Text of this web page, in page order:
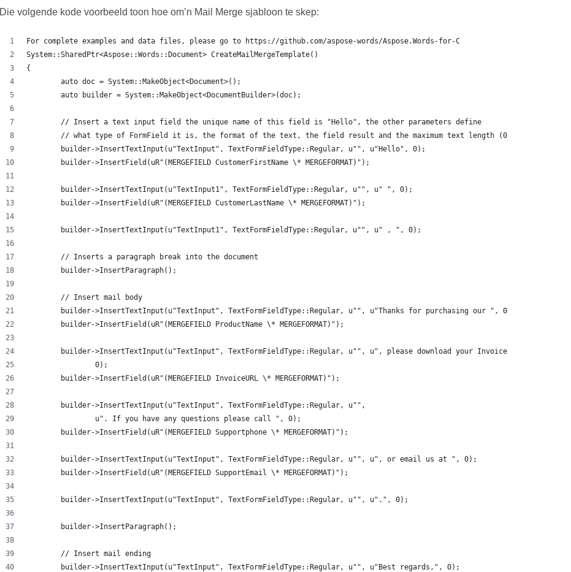
Die volgende kode voorbeeld toon hoe om’n Mail Merge sjabloon te skep:
For complete examples and data files, please go to https://github.com/aspose-words/Aspose.Words-for-C
System::SharedPtr<Aspose::Words::Document> CreateMailMergeTemplate()
{
	auto doc = System::MakeObject<Document>();
	auto builder = System::MakeObject<DocumentBuilder>(doc);
	// Insert a text input field the unique name of this field is "Hello", the other parameters define
	// what type of FormField it is, the format of the text, the field result and the maximum text length (0 = no limit)
	builder->InsertTextInput(u"TextInput", TextFormFieldType::Regular, u"", u"Hello", 0);
	builder->InsertField(uR"(MERGEFIELD CustomerFirstName \* MERGEFORMAT)");
	builder->InsertTextInput(u"TextInput1", TextFormFieldType::Regular, u"", u" ", 0);
	builder->InsertField(uR"(MERGEFIELD CustomerLastName \* MERGEFORMAT)");
	builder->InsertTextInput(u"TextInput1", TextFormFieldType::Regular, u"", u" , ", 0);
	// Inserts a paragraph break into the document
	builder->InsertParagraph();
	// Insert mail body
	builder->InsertTextInput(u"TextInput", TextFormFieldType::Regular, u"", u"Thanks for purchasing our ", 0);
	builder->InsertField(uR"(MERGEFIELD ProductName \* MERGEFORMAT)");
	builder->InsertTextInput(u"TextInput", TextFormFieldType::Regular, u"", u", please download your Invoice at ",
		0);
	builder->InsertField(uR"(MERGEFIELD InvoiceURL \* MERGEFORMAT)");
	builder->InsertTextInput(u"TextInput", TextFormFieldType::Regular, u"",
		u". If you have any questions please call ", 0);
	builder->InsertField(uR"(MERGEFIELD Supportphone \* MERGEFORMAT)");
	builder->InsertTextInput(u"TextInput", TextFormFieldType::Regular, u"", u", or email us at ", 0);
	builder->InsertField(uR"(MERGEFIELD SupportEmail \* MERGEFORMAT)");
	builder->InsertTextInput(u"TextInput", TextFormFieldType::Regular, u"", u".", 0);
	builder->InsertParagraph();
	// Insert mail ending
	builder->InsertTextInput(u"TextInput", TextFormFieldType::Regular, u"", u"Best regards,", 0);